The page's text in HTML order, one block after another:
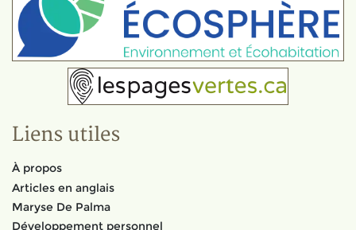
Liens utiles
À propos
Articles en anglais
Maryse De Palma
Développement personnel